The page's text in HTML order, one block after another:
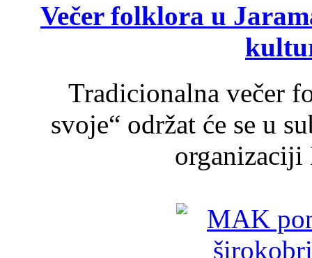
Večer folklora u
Tradicionalna večer
svoje“ održat će se u
organizaciji